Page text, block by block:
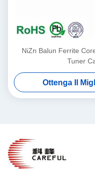
NiZn Balun Ferrite
Tuner
Ottenga Il